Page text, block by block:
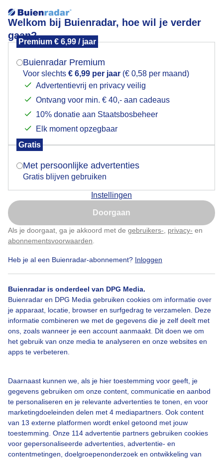
Welkom bij Buienradar, hoe wil je verder
gaan?
Premium € 6,99 / jaar
Buienradar Premium
Voor slechts € 6,99 per jaar (€ 0,58 per maand)
Advertentievrij en privacy veilig
Ontvang voor min. € 40,- aan cadeaus
10% donatie aan Staatsbosbeheer
Elk moment opzegbaar
Gratis
Met persoonlijke advertenties
Gratis blijven gebruiken
Instellingen
Doorgaan
Als je doorgaat, ga je akkoord met de gebruikers- privacy- en
abonnementsvoorwaarden
Heb je al een Buienradar-abonnement? Inloggen
Buienradar is onderdeel van DPG Media.
Buienradar en DPG Media gebruiken cookies om informatie over
je apparaat, locatie, browser en surfgedrag te verzamelen. Deze
informatie combineren we met de gegevens die je zelf deelt met
ons, zoals wanneer je een account aanmaakt. Dit doen we om
het gebruik van onze media te analyseren en onze websites en
apps te verbeteren.
Daarnaast kunnen we, als je hier toestemming voor geeft, je
gegevens gebruiken om onze content, communicatie en aanbod
te personaliseren en je relevante advertenties te tonen, en voor
marketingdoeleinden delen met 4 mediapartners. Ook content
van 13 externe platformen wordt enkel getoond met jouw
toestemming. Onze 114 advertentie partners gebruiken cookies
voor gepersonaliseerde advertenties, advertentie- en
contentmetingen, doelgroepenonderzoek en ontwikkeling van
Strakblauw
Strakblauw boven Cuijk
Door: Henk Straatman Gemaakt: 03-08-2025, 76x bekeken
Bekijk slideshow
Een moment geduld aub...
Mogen we je locatie gebruiken voor het
Indien je hier nog geen akkoord op hebt gegeven,
verschijnt er zo een pop-up uit je browser waarin
Is goed, toon de popup
Nu niet, misschien later
Klik hierom dit aan te passen